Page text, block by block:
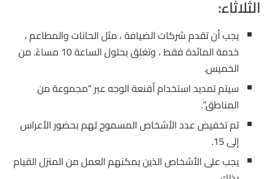
الثلاثاء:
يجب أن تقدم شركات الضيافة ، مثل الحانات والمطاعم ،
خدمة المائدة فقط ، وتغلق بحلول الساعة 10 مساءً. من
الخميس.
سيتم تمديد استخدام أقنعة الوجه عبر “مجموعة من
المناطق”.
تم تخفيض عدد الأشخاص المسموح لهم بحضور الأعراس
إلى 15.
يجب على الأشخاص الذين يمكنهم العمل من المنزل القيام